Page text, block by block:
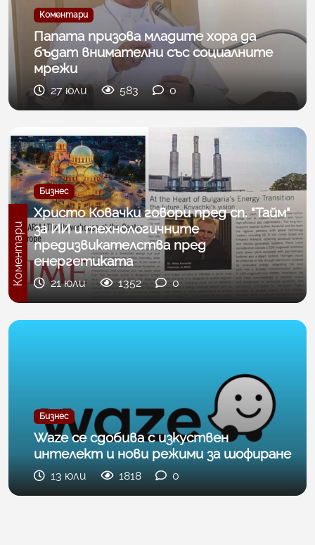
Коментари
Папата призова младите хора да
бъдат внимателни със социалните
мрежи
27 юли 583 0
Бизнес
Коментари
Христо Ковачки говори пред сп. "Тайм"
за ИИ и технологичните
предизвикателства пред
енергетиката
21 юли 1352 0
Бизнес
Waze се сдобива с изкуствен
интелект и нови режими за шофиране
13 юли 1818 0